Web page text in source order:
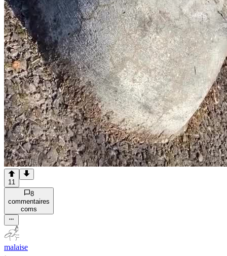
11
8
commentaires
coms
malaise